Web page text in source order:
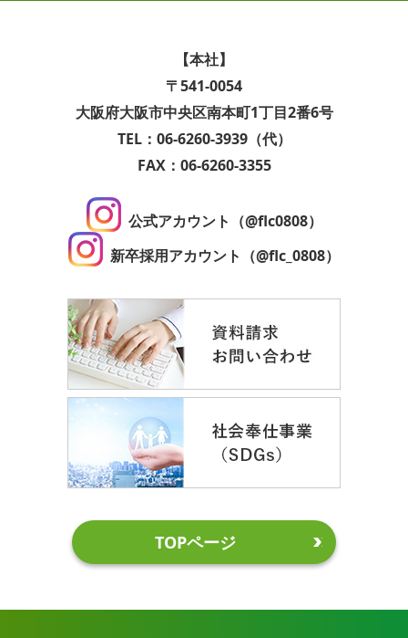
【本社】
〒541-0054
大阪府大阪市中央区南本町1丁目2番6号
TEL：06-6260-3939（代）
FAX：06-6260-3355
公式アカウント（@flc0808）
新卒採用アカウント（@flc_0808）
TOPページ